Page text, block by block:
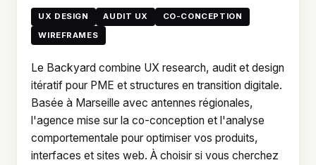
UX DESIGN AUDIT UX
CO-CONCEPTION
WIREFRAMES
Le Backyard combine UX research, audit et design
itératif pour PME et structures en transition digitale.
Basée à Marseille avec antennes régionales,
l'agence mise sur la co-conception et l'analyse
comportementale pour optimiser vos produits,
interfaces et sites web. À choisir si vous cherchez